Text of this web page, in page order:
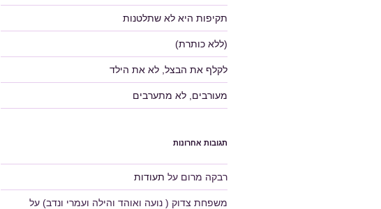
תקיפות היא לא שתלטנות
(ללא כותרת)
לקלף את הבצל, לא את הילד
מעורבים, לא מתערבים
תגובות אחרונות
רבקה מרום על תעודות
משפחת צדוק ( נועה ואוהד והילה ועמרי ונדב) על